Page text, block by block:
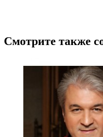
Смотрите также